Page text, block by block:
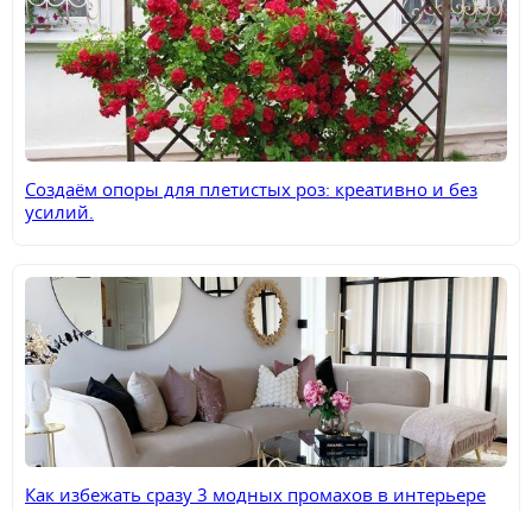
Создаём опоры для плетистых роз: креативно и без
усилий.
Как избежать сразу 3 модных промахов в интерьере